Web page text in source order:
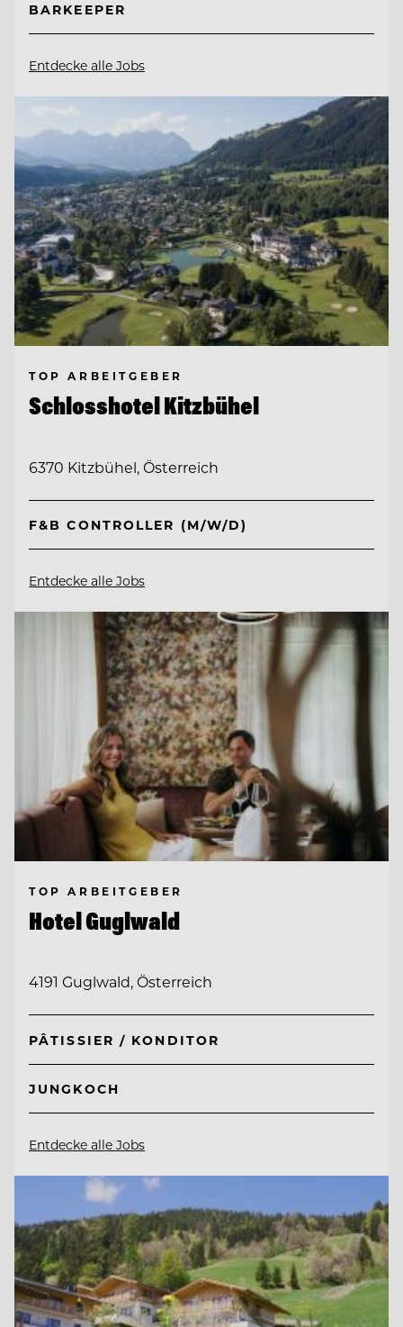
BARKEEPER
Entdecke alle Jobs
TOP ARBEITGEBER
Schlosshotel Kitzbühel
6370 Kitzbühel, Österreich
F&B CONTROLLER (M/W/D)
Entdecke alle Jobs
TOP ARBEITGEBER
Hotel Guglwald
4191 Guglwald, Österreich
PÂTISSIER / KONDITOR
JUNGKOCH
Entdecke alle Jobs